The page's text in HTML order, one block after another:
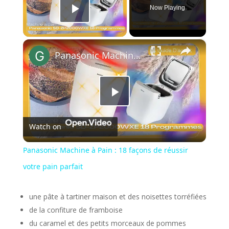
Play Video
Now Playing
×
Play
Video
Panasonic Machine à Pain : 18 façons de réussir votre pain parfait
Watch on
Panasonic Machine à Pain : 18 façons de réussir
votre pain parfait
une pâte à tartiner maison et des noisettes torréfiées
de la confiture de framboise
du caramel et des petits morceaux de pommes